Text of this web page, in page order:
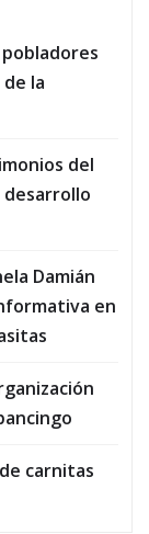
pobladores
la
del
Damián
en
carnitas